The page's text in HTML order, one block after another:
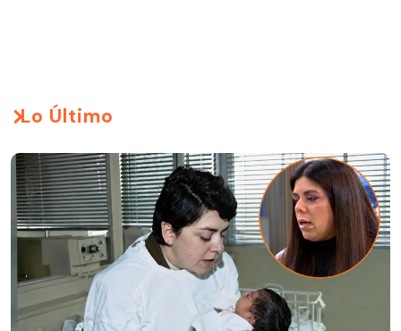
Lo Último